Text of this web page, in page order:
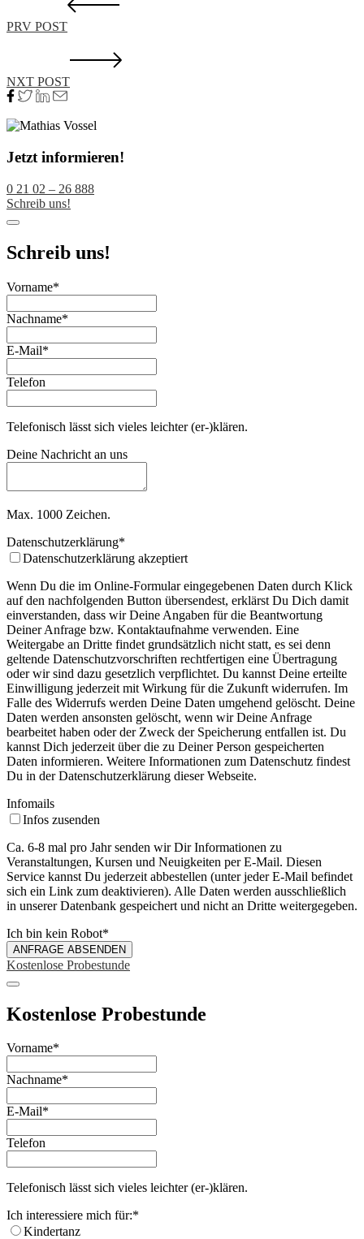
PRV POST
NXT POST
Jetzt informieren!
0 21 02 – 26 888
Schreib uns!
Schreib uns!
Vorname*
Nachname*
E-Mail*
Telefon
Telefonisch lässt sich vieles leichter (er-)klären.
Contact
Deine Nachricht an uns
Max. 1000 Zeichen.
Datenschutzerklärung*
Datenschutzerklärung akzeptiert
Wenn Du die im Online-Formular eingegebenen Daten durch Klick
auf den nachfolgenden Button übersendest, erklärst Du Dich damit
einverstanden, dass wir Deine Angaben für die Beantwortung
Deiner Anfrage bzw. Kontaktaufnahme verwenden. Eine
Weitergabe an Dritte findet grundsätzlich nicht statt, es sei denn
geltende Datenschutzvorschriften rechtfertigen eine Übertragung
oder wir sind dazu gesetzlich verpflichtet. Du kannst Deine erteilte
Einwilligung jederzeit mit Wirkung für die Zukunft widerrufen. Im
Falle des Widerrufs werden Deine Daten umgehend gelöscht. Deine
Daten werden ansonsten gelöscht, wenn wir Deine Anfrage
bearbeitet haben oder der Zweck der Speicherung entfallen ist. Du
kannst Dich jederzeit über die zu Deiner Person gespeicherten
Daten informieren. Weitere Informationen zum Datenschutz findest
Du in der Datenschutzerklärung dieser Webseite.
Infomails
Infos zusenden
Ca. 6-8 mal pro Jahr senden wir Dir Informationen zu
Veranstaltungen, Kursen und Neuigkeiten per E-Mail. Diesen
Service kannst Du jederzeit abbestellen (unter jeder E-Mail befindet
sich ein Link zum deaktivieren). Alle Daten werden ausschließlich
in unserer Datenbank gespeichert und nicht an Dritte weitergegeben.
Ich bin kein Robot*
ANFRAGE ABSENDEN
Kostenlose Probestunde
Kostenlose Probestunde
Vorname*
Nachname*
E-Mail*
Telefon
Telefonisch lässt sich vieles leichter (er-)klären.
Ich interessiere mich für:*
Kindertanz